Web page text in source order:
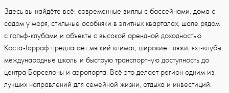
Здесь вы найдёте всё: современные виллы с бассейнами, дома с
садом у моря, стильные особняки в элитных кварталах, шале рядом
с гольф-клубами и объекты с высокой арендной доходностью.
Коста-Гарраф предлагает мягкий климат, широкие пляжи, яхт-клубы,
международные школы и быструю транспортную доступность до
центра Барселоны и аэропорта. Всё это делает регион одним из
лучших направлений для семейной жизни, отдыха и инвестиций.